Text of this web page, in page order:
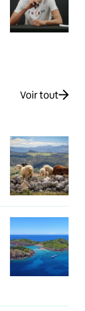
Voir tout